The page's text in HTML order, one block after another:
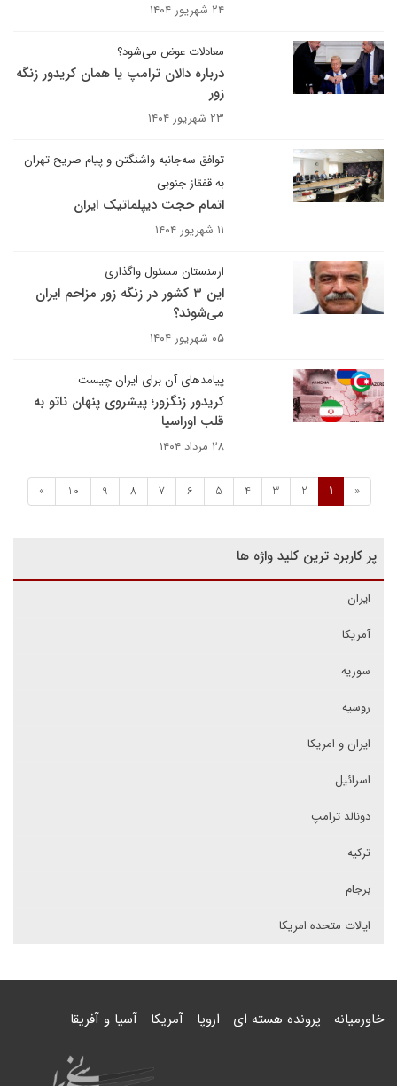
۲۴ شهریور ۱۴۰۴
معادلات عوض می‌شود؟
درباره دالان ترامپ یا همان کریدور زنگه
زور
۲۳ شهریور ۱۴۰۴
توافق سه‌جانبه واشنگتن و پیام صریح تهران
به قفقاز جنوبی
اتمام حجت دیپلماتیک ایران
۱۱ شهریور ۱۴۰۴
ارمنستان مسئول واگذاری
این ۳ کشور در زنگه زور مزاحم ایران
می‌شوند؟
۰۵ شهریور ۱۴۰۴
پیامدهای آن برای ایران چیست
کریدور زنگزور؛ پیشروی پنهان ناتو به
قلب اوراسیا
۲۸ مرداد ۱۴۰۴
«
1
2
3
4
5
6
7
8
9
10
»
پر کاربرد ترین کلید واژه ها
ایران
آمریکا
سوریه
روسیه
ایران و امریکا
اسرائیل
دونالد ترامپ
ترکیه
برجام
ایالات متحده امریکا
خاورمیانه پرونده هسته ای اروپا آمریکا آسیا و آفریقا